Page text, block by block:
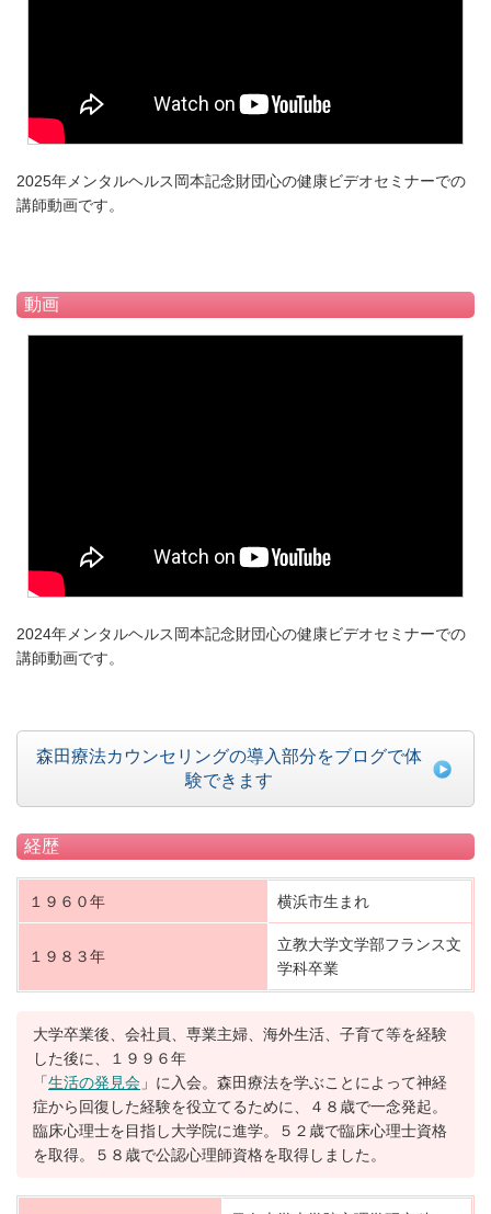
2025年メンタルヘルス岡本記念財団心の健康ビデオセミナーでの
講師動画です。
動画
2024年メンタルヘルス岡本記念財団心の健康ビデオセミナーでの
講師動画です。
森田療法カウンセリングの導入部分をブログで体
験できます
経歴
１９６０年 横浜市生まれ
１９８３年
立教大学文学部フランス文
学科卒業
大学卒業後、会社員、専業主婦、海外生活、子育て等を経験
した後に、１９９６年
「生活の発見会 」に入会。森田療法を学ぶことによって神経
症から回復した経験を役立てるために、４８歳で一念発起。
臨床心理士を目指し大学院に進学。５２歳で臨床心理士資格
を取得。５８歳で公認心理師資格を取得しました。